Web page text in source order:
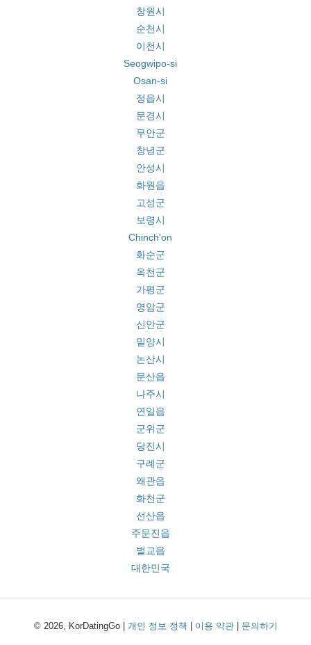
창원시
순천시
이천시
Seogwipo-si
Osan-si
정읍시
문경시
무안군
창녕군
안성시
화원읍
고성군
보령시
Chinch'on
화순군
옥천군
가평군
영암군
신안군
밀양시
논산시
문산읍
나주시
연일읍
군위군
당진시
구례군
왜관읍
화천군
선산읍
주문진읍
벌교읍
대한민국
© 2026, KorDatingGo | 개인 정보 정책 이용 약관| 문의하기